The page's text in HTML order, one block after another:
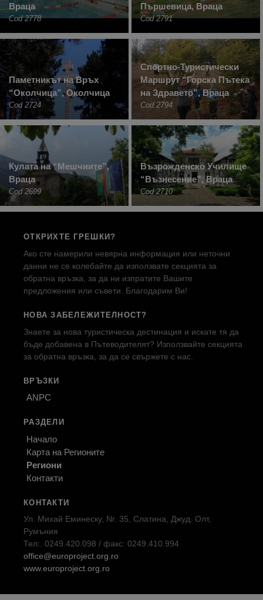
Враца
Cod 2778
Пършевица, Враца
Cod 2791
Паметникът на Връх
“Околчица”, Околчица
Cod 2724
Спортно-Туристически
Маршрут “Горска Пътека
на Здравето”, Враца
Cod 2794
Кулата на “Мешчиите”,
Враца
Cod 2699
Възрожденско Училище
“Възнесение”, Враца
Cod 2710
ОТКРИХТЕ ГРЕШКИ?
Ако сте намерили невярна информация или неточни
данни не се колебайте да използвате секцията за
обратна връзка, за да ни изпратите Вашите
предложения или съвети. Благодарим Ви!
НОВА ЗАБЕЛЕЖИТЕЛНОСТ?
Знаете за нова туристическа дестинация и искате тя да
бъде добавена в Пътеводителят? Използвайте секцията
за обратна връзка, за да се свържете с нас.
ВРЪЗКИ
ANPC
РАЗДЕЛИ
Начало
Карта на Регионите
Региони
Контакти
КОНТАКТИ
Ул. Михай Еминеску, Nr. 35, Слатина, Джуд. Олт,
Румъния
Тел:. 0249.420.098 / факс: 0249.410.994
office@europroject.org.ro
www.europroject.org.ro